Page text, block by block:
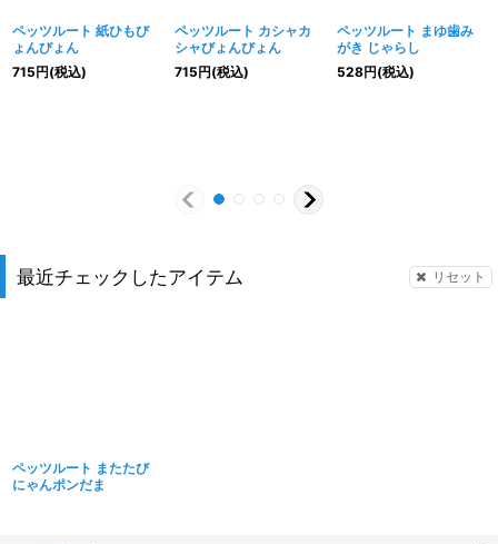
ペッツルート 紙ひもび
ょんびょん
715円(税込)
ペッツルート カシャカ
シャびょんびょん
715円(税込)
ペッツルート まゆ歯み
がき じゃらし
528円(税込)
最近チェックしたアイテム リセット
ペッツルート またたび
にゃんポンだま